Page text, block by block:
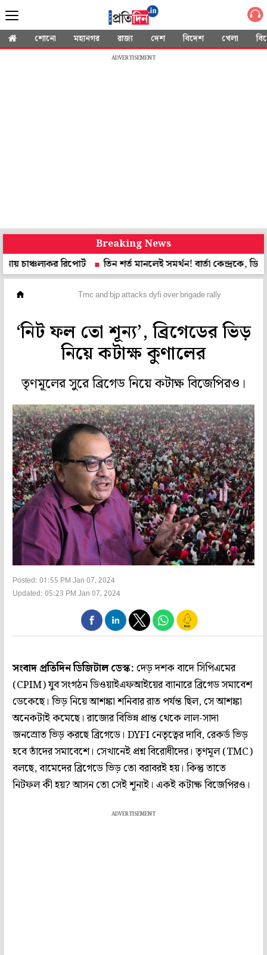
শোনো মহানগর রাজ্য দেশ বিদেশ খেলা
ADVERTISEMENT
Breaking News
রিপোর্ট
তিন শর্ত মানলেই সমর্থন! বার্তা কেন্দ্রকে,
Tmc and bjp attacks dyfi over brigade rally
‘নিট ফল তো শূন্য’, ব্রিগেডের ভিড়
নিয়ে কটাক্ষ কুণালের
তৃণমূলের সুরে ব্রিগেড নিয়ে কটাক্ষ বিজেপিরও।
Posted: 01:55 PM Jan 07, 2024
Updated: 05:23 PM Jan 07, 2024
সংবাদ প্রতিদিন ডিজিটাল ডেস্ক:দেড় দশক বাদে সিপিএমের
(CPIM) যুব সংগঠন ডিওয়াইএফআইয়ের ব্যানারে ব্রিগেড সমাবেশ
ডেকেছে। ভিড় নিয়ে আশঙ্কা শনিবার রাত পর্যন্ত ছিল, সে আশঙ্কা
অনেকটাই কমেছে। রাজ্যের বিভিন্ন প্রান্ত থেকে লাল-সাদা
জনস্রোত ভিড় করছে ব্রিগেডে। DYFI নেতৃত্বের দাবি, রেকর্ড ভিড়
হবে তাঁদের সমাবেশে। সেখানেই প্রশ্ন বিরোধীদের। তৃণমূল (TMC)
বলছে, বামেদের ব্রিগেডে ভিড় তো বরাবরই হয়। কিন্তু তাতে
নিটফল কী হয়? আসন তো সেই শূন্যই। একই কটাক্ষ বিজেপিরও।
ADVERTISEMENT